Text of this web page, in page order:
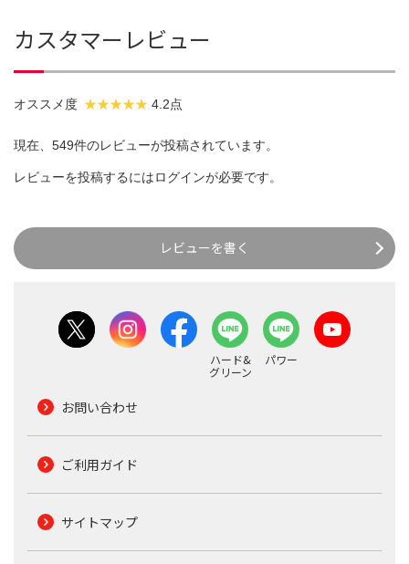
カスタマーレビュー
オススメ度 4.2点
現在、549件のレビューが投稿されています。
レビューを投稿するにはログインが必要です。
レビューを書く
ハード&
グリーン
パワー
お問い合わせ
ご利用ガイド
サイトマップ